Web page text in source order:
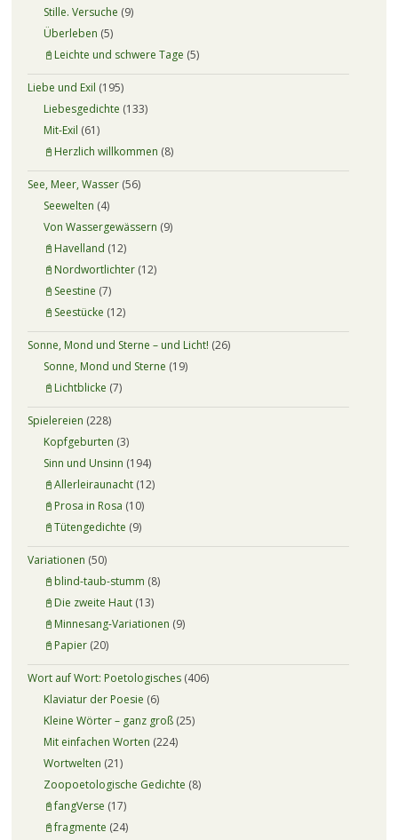
Stille. Versuche (9)
Überleben (5)
📓Leichte und schwere Tage (5)
Liebe und Exil (195)
Liebesgedichte (133)
Mit-Exil (61)
📓Herzlich willkommen (8)
See, Meer, Wasser(56)
Seewelten (4)
Von Wassergewässern (9)
📓Havelland (12)
📓Nordwortlichter(12)
📓Seestine (7)
📓Seestücke (12)
Sonne, Mond und Sterne – und Licht! (26)
Sonne, Mond und Sterne (19)
📓Lichtblicke (7)
Spielereien (228)
Kopfgeburten (3)
Sinn und Unsinn (194)
📓Allerleiraunacht(12)
📓Prosa in Rosa (10)
📓Tütengedichte (9)
Variationen (50)
📓blind-taub-stumm (8)
📓Die zweite Haut(13)
📓Minnesang-Variationen (9)
📓Papier(20)
Wort auf Wort: Poetologisches(406)
Klaviatur der Poesie (6)
Kleine Wörter – ganz groß(25)
Mit einfachen Worten (224)
Wortwelten (21)
Zoopoetologische Gedichte (8)
📓fangVerse (17)
📓fragmente (24)